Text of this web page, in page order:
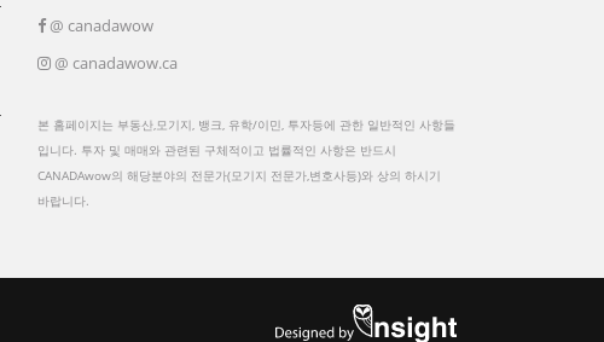
@ canadawow
@ canadawow.ca
본 홈페이지는 부동산,모기지, 뱅크, 유학/이민, 투자등에 관한 일반적인 사항들
입니다. 투자 및 매매와 관련된 구체적이고 법률적인 사항은 반드시
CANADAwow의 해당분야의 전문가(모기지 전문가,변호사등)와 상의 하시기
바랍니다.